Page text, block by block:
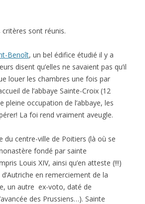
sont réunis.
Benoît, un bel édifice étudié il y a
disent qu’elles ne savaient pas qu’il
louer les chambres une fois par
de l’abbaye Sainte-Croix (12
occupation de l’abbaye, les
La foi rend vraiment aveugle.
du centre-ville de Poitiers (là où se
fondé par sainte
Louis XIV, ainsi qu’en atteste (!!!)
en remerciement de la
un autre ex-voto, daté de
des Prussiens…). Sainte